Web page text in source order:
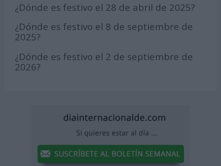
¿Dónde es festivo el 28 de abril de 2025?
¿Dónde es festivo el 8 de septiembre de
2025?
¿Dónde es festivo el 2 de septiembre de
2026?